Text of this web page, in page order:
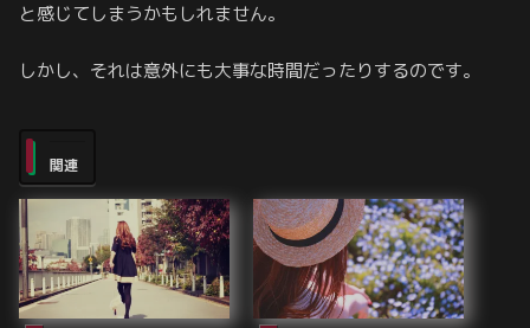
と感じてしまうかもしれません。
しかし、それは意外にも大事な時間だったりするのです。
関連